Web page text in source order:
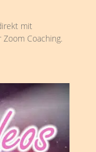
mit
Zoom Coaching.